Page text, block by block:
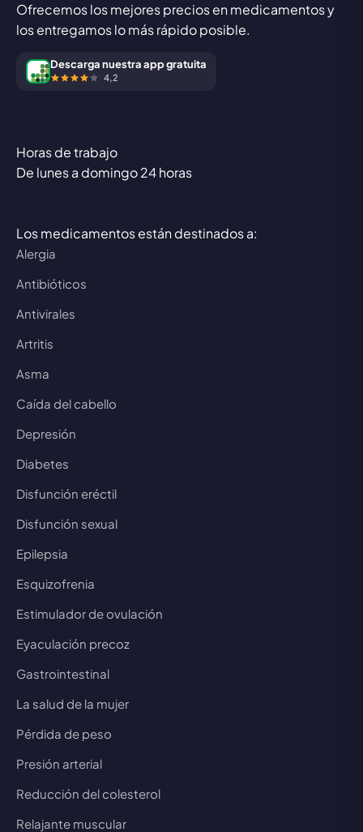
Ofrecemos los mejores precios en medicamentos y
los entregamos lo más rápido posible.
Descarga nuestra app gratuita
4,2
Horas de trabajo
De lunes a domingo 24 horas
Los medicamentos están destinados a:
Alergia
Antibióticos
Antivirales
Artritis
Asma
Caída del cabello
Depresión
Diabetes
Disfunción eréctil
Disfunción sexual
Epilepsia
Esquizofrenia
Estimulador de ovulación
Eyaculación precoz
Gastrointestinal
La salud de la mujer
Pérdida de peso
Presión arterial
Reducción del colesterol
Relajante muscular